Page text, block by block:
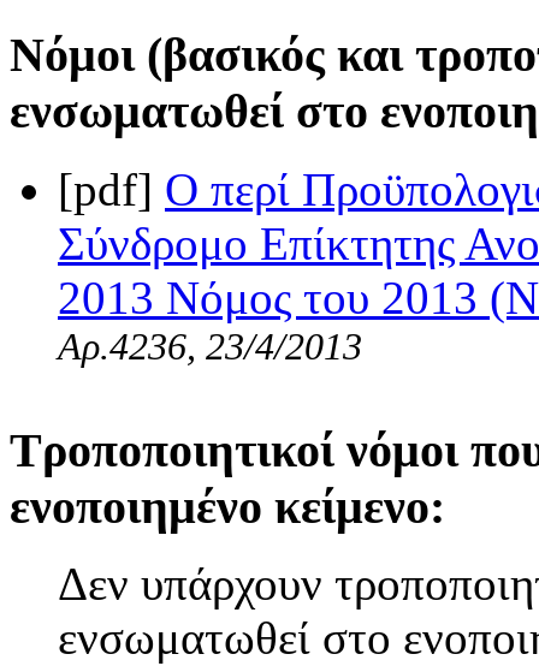
Νόμοι (βασικός και
ενσωματωθεί στο
[pdf] Ο περί
Σύνδρομο Επίκτητης
2013 Νόμος του 2013
Αρ.4236, 23/4/2013
Τροποποιητικοί νόμοι
ενοποιημένο κείμενο:
Δεν υπάρχουν
ενσωματωθεί στο